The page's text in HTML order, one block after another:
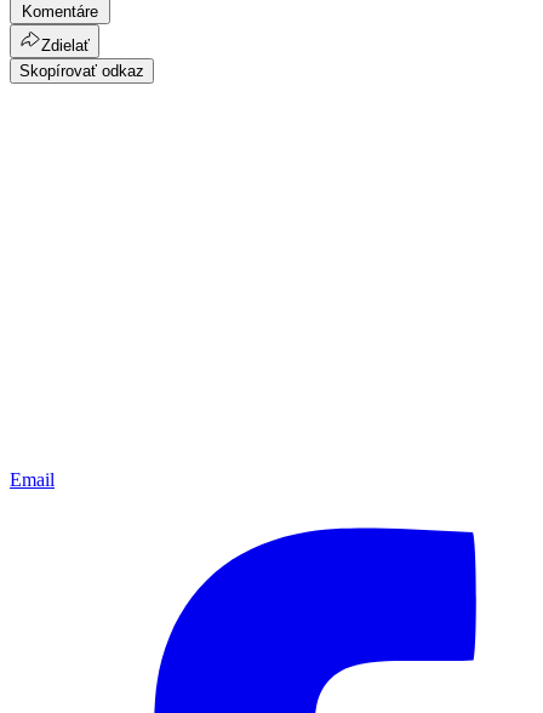
Komentáre
Zdielať
Skopírovať odkaz
Email